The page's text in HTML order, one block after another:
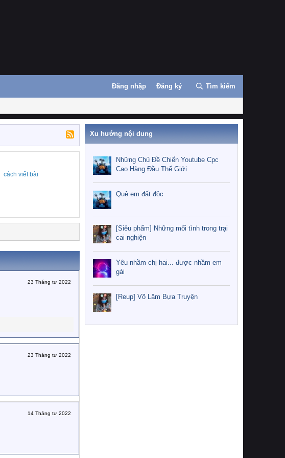
Đăng nhập Đăng ký Tìm kiếm
cách viết bài
23 Tháng tư 2022
23 Tháng tư 2022
14 Tháng tư 2022
Xu hướng nội dung
Những Chủ Đề Chiến Youtube Cpc
Cao Hàng Đầu Thế Giới
Quê em đất độc
[Siêu phẩm] Những mối tình trong trại
cai nghiện
Yêu nhầm chị hai... được nhầm em
gái
[Reup] Võ Lâm Bựa Truyện